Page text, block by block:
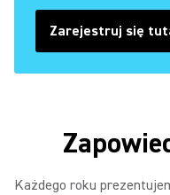
Zarejestruj się
Każdego roku